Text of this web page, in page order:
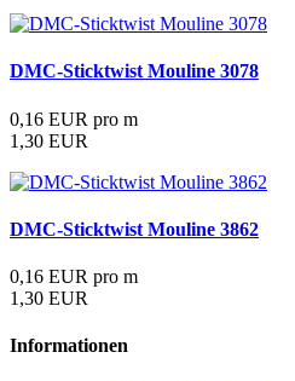
DMC-Sticktwist Mouline 3078
0,16 EUR pro m
1,30 EUR
DMC-Sticktwist Mouline 3862
0,16 EUR pro m
1,30 EUR
Informationen